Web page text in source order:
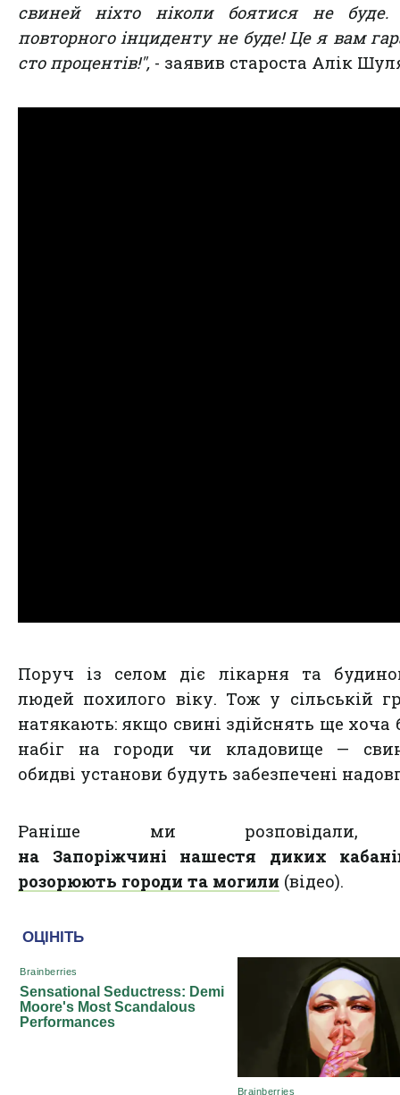
свиней ніхто ніколи боятися не буде.
повторного інциденту не буде! Це я вам
сто процентів!", - заявив староста Алік
Поруч із селом діє лікарня та
людей похилого віку. Тож у сільській
натякають: якщо свині здійснять ще хоча
набіг на городи чи кладовище —
обидві установи будуть забезпечені
Раніше ми
на Запоріжчині нашестя диких
розорюють городи та могили (відео).